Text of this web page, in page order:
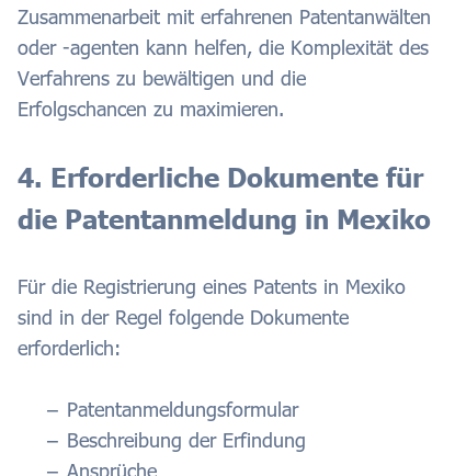
Zusammenarbeit mit erfahrenen Patentanwälten
oder -agenten kann helfen, die Komplexität des
Verfahrens zu bewältigen und die
Erfolgschancen zu maximieren.
4. Erforderliche Dokumente für
die Patentanmeldung in Mexiko
Für die Registrierung eines Patents in Mexiko
sind in der Regel folgende Dokumente
erforderlich:
Patentanmeldungsformular
Beschreibung der Erfindung
Ansprüche